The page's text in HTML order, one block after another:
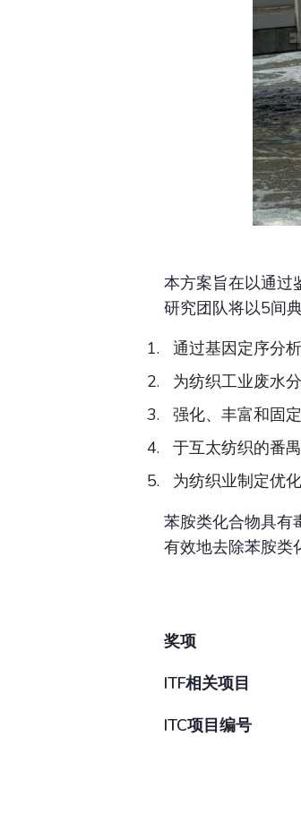
本方案旨在以通过
研究团队将以5间
通过基因定序分
为纺织工业废水
强化、丰富和固
于互太纺织的番
为纺织业制定优
苯胺类化合物具有
有效地去除苯胺类
奖项
ITF相关项目
ITC项目编号